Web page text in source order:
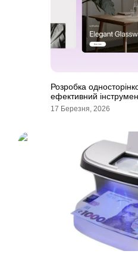
Розробка
ефективний
17 Березня, 2026